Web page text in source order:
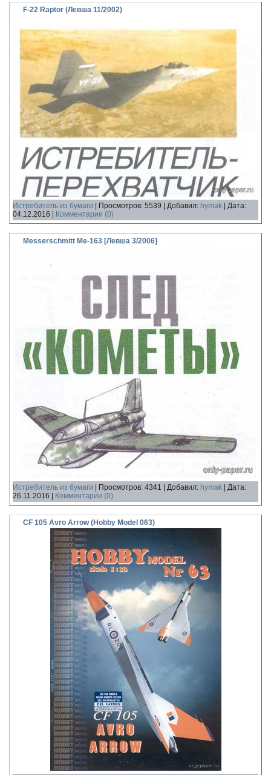
F-22 Raptor (Левша 11/2002)
Истребитель из бумаги Просмотров: 5539 Добавил: hymak
Дата:
04.12.2016
Комментарии (0)
Messerschmitt Me-163 [Левша 3/2006]
Истребитель из бумаги Просмотров: 4341 Добавил: hymak
Дата:
26.11.2016
Комментарии (0)
CF 105 Avro Arrow (Hobby Model 063)